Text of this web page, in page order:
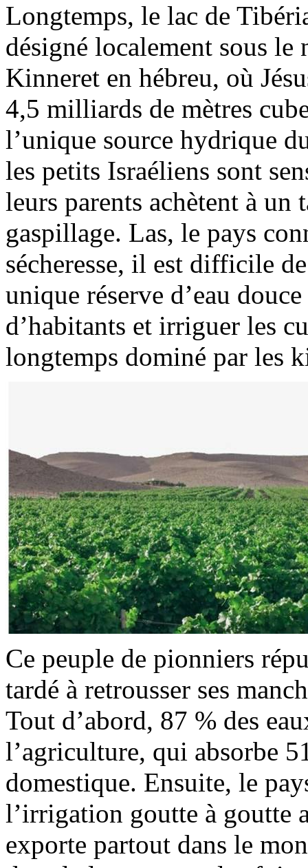
Longtemps, le lac de
désigné localement sous
Kinneret en hébreu, où
4,5 milliards de mètres
l’unique source hydrique
les petits Israéliens sont
leurs parents achètent à
gaspillage. Las, le pays
sécheresse, il est difficile
unique réserve d’eau
d’habitants et irriguer les
longtemps dominé par les
Ce peuple de pionniers
tardé à retrousser ses
Tout d’abord, 87 % des
l’agriculture, qui absorbe
domestique. Ensuite, le
l’irrigation goutte à goutte
exporte partout dans le